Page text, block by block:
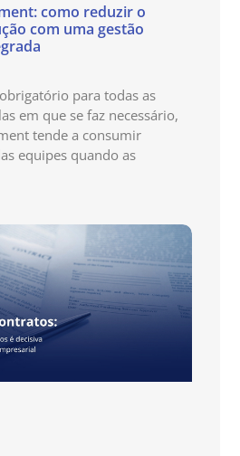
como reduzir o
com uma gestão
para todas as
em que se faz necessário,
tende a consumir
equipes quando as